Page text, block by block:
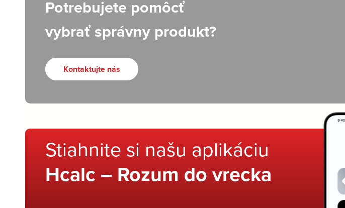
Potrebujete pomôcť
vybrať správny produkt?
Kontaktujte nás
Stiahnite si našu aplikáciu
Hcalc – Rozum do vrecka